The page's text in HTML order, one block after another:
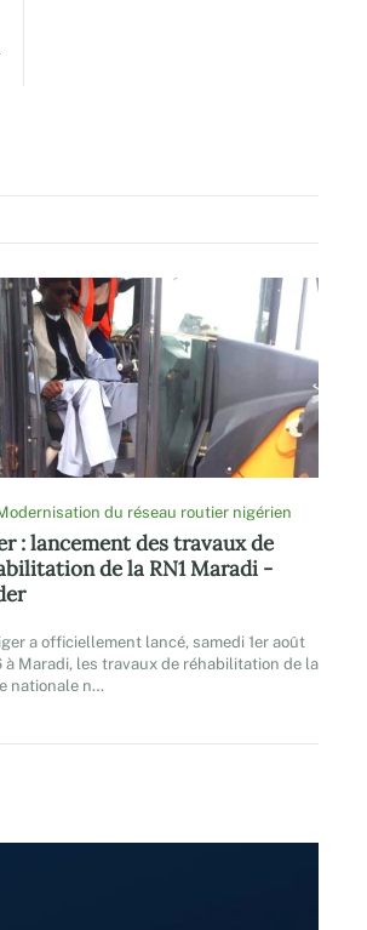
: lancement des travaux de
de la RN1 Maradi -
a officiellement lancé, samedi 1er août
à Maradi, les travaux de réhabilitation de la
nationale n…
du réseau routier nigérien